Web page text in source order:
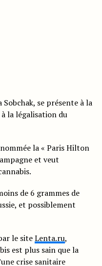
se présente à la
la légalisation du
la « Paris Hilton
et veut
de 6 grammes de
et possiblement
le siteLenta.ru,
est plus sain que la
crise sanitaire